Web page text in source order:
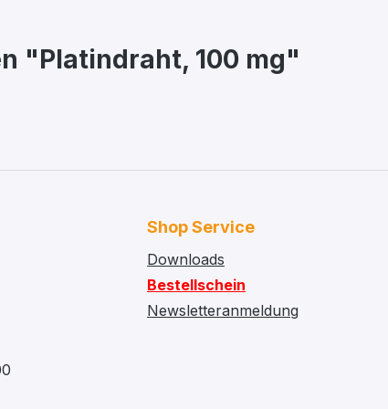
"Platindraht, 100 mg"
Shop Service
Downloads
Bestellschein
Newsletteranmeldung